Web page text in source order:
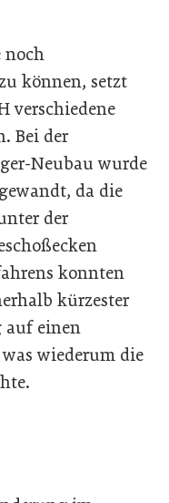
noch
können, setzt
verschiedene
Bei der
Neubau wurde
da die
der
konnten
kürzester
auf einen
wiederum die